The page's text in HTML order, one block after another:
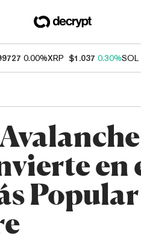
0.00%XRP $1.037 0.30%SOL
en